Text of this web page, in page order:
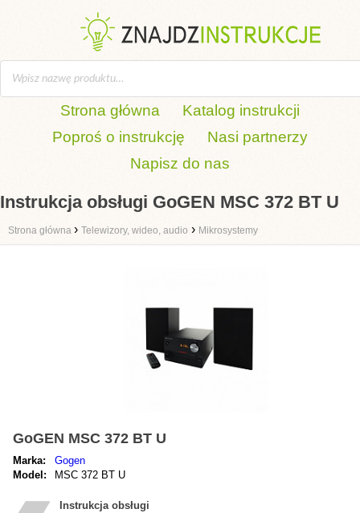
Strona główna
Katalog instrukcji
Poproś o instrukcję
Nasi partnerzy
Napisz do nas
Instrukcja obsługi GoGEN MSC 372 BT U
Strona główna › Telewizory, wideo, audio › Mikrosystemy
GoGEN MSC 372 BT U
Marka:
Gogen
Model:
MSC 372 BT U
Instrukcja obsługi